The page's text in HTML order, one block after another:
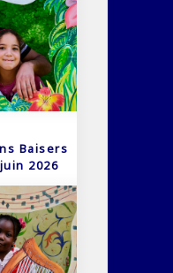
Baisers
2026